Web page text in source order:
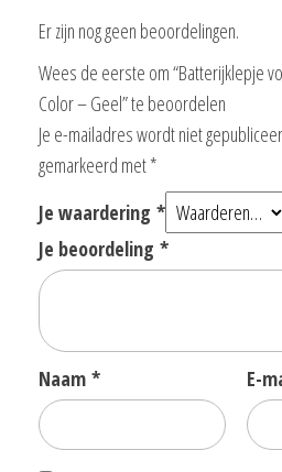
Er zijn nog geen beoordelingen.
Wees de eerste om “Batterijklepje
Color – Geel” te beoordelen
Je e-mailadres wordt niet
gemarkeerd met*
Je waardering *
Je beoordeling *
Naam * E-